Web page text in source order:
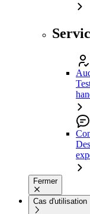
Fermer
Cas d'utilisation